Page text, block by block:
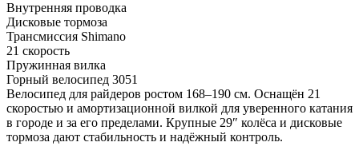
Внутренняя проводка
Дисковые тормоза
Трансмиссия Shimano
21 скорость
Пружинная вилка
Горный велосипед 3051
Велосипед для райдеров ростом 168–190 см. Оснащён 21
скоростью и амортизационной вилкой для уверенного катания
в городе и за его пределами. Крупные 29″ колёса и дисковые
тормоза дают стабильность и надёжный контроль.